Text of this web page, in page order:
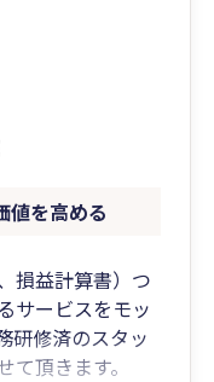
値を高める
損益計算書）つ
サービスをモッ
研修済のスタッ
頂きます。